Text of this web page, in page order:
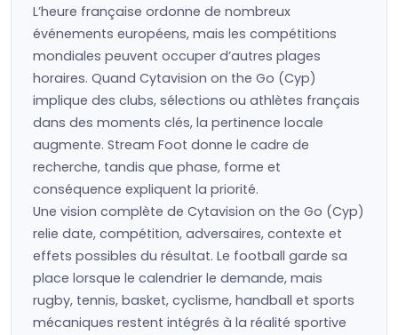
L’heure française ordonne de nombreux
événements européens, mais les compétitions
mondiales peuvent occuper d’autres plages
horaires. Quand Cytavision on the Go (Cyp)
implique des clubs, sélections ou athlètes français
dans des moments clés, la pertinence locale
augmente. Stream Foot donne le cadre de
recherche, tandis que phase, forme et
conséquence expliquent la priorité.
Une vision complète de Cytavision on the Go (Cyp)
relie date, compétition, adversaires, contexte et
effets possibles du résultat. Le football garde sa
place lorsque le calendrier le demande, mais
rugby, tennis, basket, cyclisme, handball et sports
mécaniques restent intégrés à la réalité sportive